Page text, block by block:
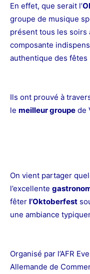
En effet, que serait l’
groupe de musique
présent tous les soirs
composante
authentique des fêtes
Ils ont prouvé à
le meilleur groupe de
On vient partager
l’excellente
fêter l’Oktoberfest
une ambiance
Organisé par l’AFR
Allemande de